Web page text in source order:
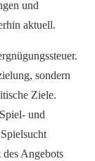
und
aktuell.
sondern
Ziele.
und
Angebots